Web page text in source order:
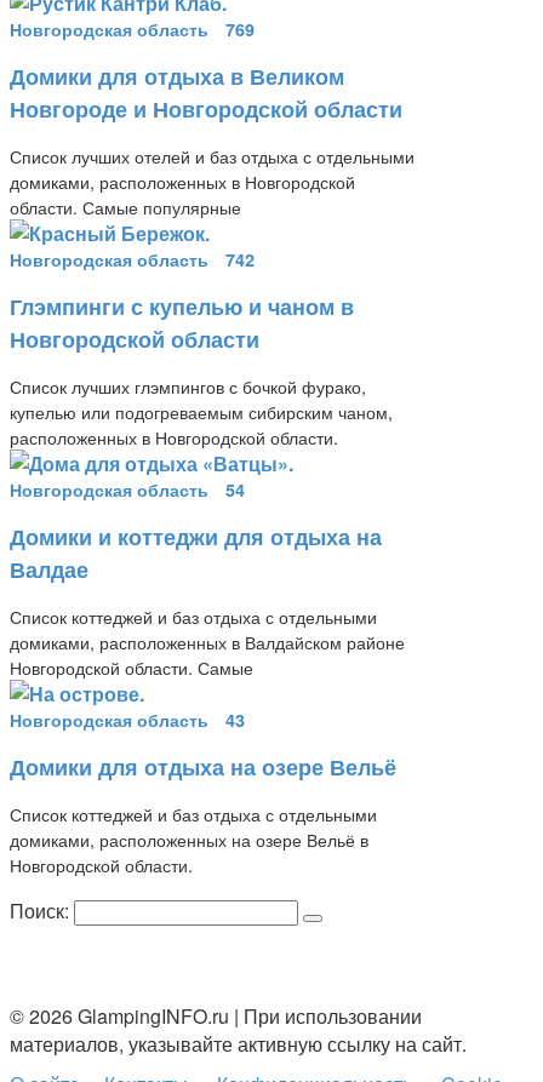
Новгородская область 769
Домики для отдыха в Великом
Новгороде и Новгородской области
Список лучших отелей и баз отдыха с отдельными
домиками, расположенных в Новгородской
области. Самые популярные
Новгородская область 742
Глэмпинги с купелью и чаном в
Новгородской области
Список лучших глэмпингов с бочкой фурако,
купелью или подогреваемым сибирским чаном,
расположенных в Новгородской области.
Новгородская область 54
Домики и коттеджи для отдыха на
Валдае
Список коттеджей и баз отдыха с отдельными
домиками, расположенных в Валдайском районе
Новгородской области. Самые
Новгородская область 43
Домики для отдыха на озере Вельё
Список коттеджей и баз отдыха с отдельными
домиками, расположенных на озере Вельё в
Новгородской области.
Поиск:
© 2026 GlampingINFO.ru | При использовании
материалов, указывайте активную ссылку на сайт.